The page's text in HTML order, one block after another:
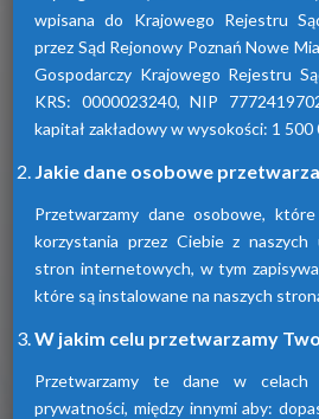
Dowiedz się więcej
wpisana do Krajowego Rejestru
przez Sąd Rejonowy Poznań Nowe
Gospodarczy Krajowego Rejestru
KRS: 0000023240, NIP
kapitał zakładowy w wysokości: 1 500
Jakie dane osobowe
Przetwarzamy dane osobowe,
korzystania przez Ciebie z naszych
stron internetowych, w tym
które są instalowane na naszych
W jakim celu przetwarzamy
Przetwarzamy te dane w
prywatności, między innymi aby: